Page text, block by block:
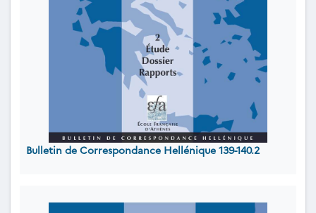
Bulletin de Correspondance Hellénique 139-140.2